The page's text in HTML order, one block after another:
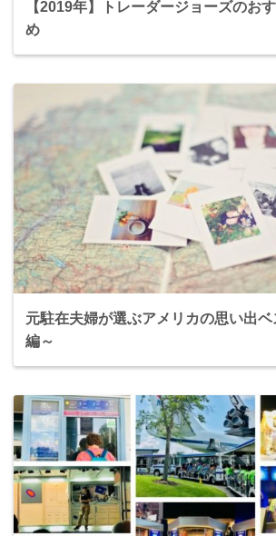
【2019年】トレーダージョーズのお
め
元駐在夫婦が選ぶアメリカの思い出
編～